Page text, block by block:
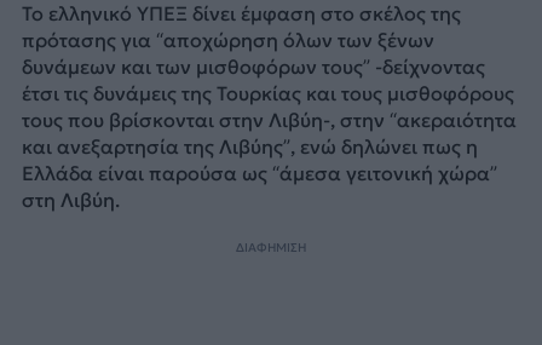
Το ελληνικό ΥΠΕΞ δίνει έμφαση στο σκέλος της
πρότασης για “αποχώρηση όλων των ξένων
δυνάμεων και των μισθοφόρων τους” -δείχνοντας
έτσι τις δυνάμεις της Τουρκίας και τους μισθοφόρους
τους που βρίσκονται στην Λιβύη-, στην “ακεραιότητα
και ανεξαρτησία της Λιβύης”, ενώ δηλώνει πως η
Ελλάδα είναι παρούσα ως “άμεσα γειτονική χώρα”
στη Λιβύη.
ΔΙΑΦΗΜΙΣΗ